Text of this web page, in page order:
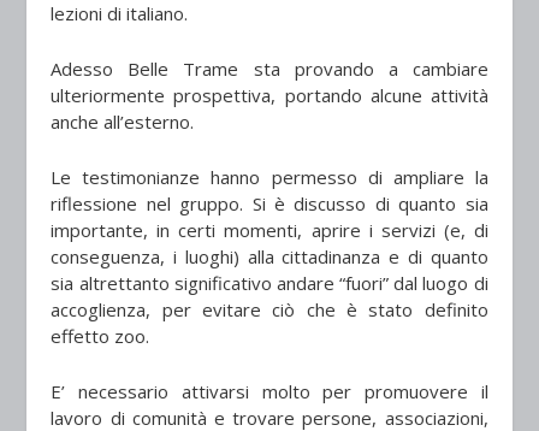
lezioni di italiano.
Adesso Belle Trame sta provando a cambiare
ulteriormente prospettiva, portando alcune attività
anche all’esterno.
Le testimonianze hanno permesso di ampliare la
riflessione nel gruppo. Si è discusso di quanto sia
importante, in certi momenti, aprire i servizi (e, di
conseguenza, i luoghi) alla cittadinanza e di quanto
sia altrettanto significativo andare “fuori” dal luogo di
accoglienza, per evitare ciò che è stato definito
effetto zoo.
E’ necessario attivarsi molto per promuovere il
lavoro di comunità e trovare persone, associazioni,